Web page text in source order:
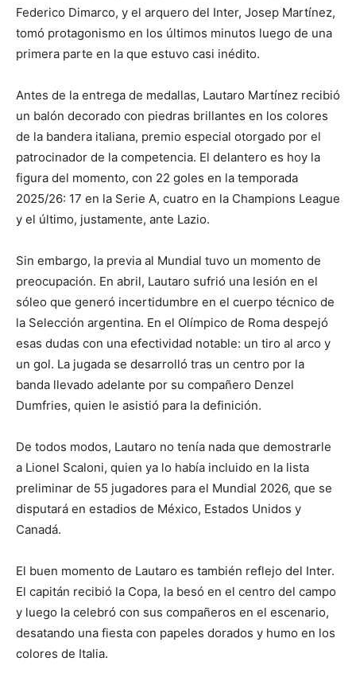
Federico Dimarco, y el arquero del Inter, Josep Martínez,
tomó protagonismo en los últimos minutos luego de una
primera parte en la que estuvo casi inédito.
Antes de la entrega de medallas, Lautaro Martínez recibió
un balón decorado con piedras brillantes en los colores
de la bandera italiana, premio especial otorgado por el
patrocinador de la competencia. El delantero es hoy la
figura del momento, con 22 goles en la temporada
2025/26: 17 en la Serie A, cuatro en la Champions League
y el último, justamente, ante Lazio.
Sin embargo, la previa al Mundial tuvo un momento de
preocupación. En abril, Lautaro sufrió una lesión en el
sóleo que generó incertidumbre en el cuerpo técnico de
la Selección argentina. En el Olímpico de Roma despejó
esas dudas con una efectividad notable: un tiro al arco y
un gol. La jugada se desarrolló tras un centro por la
banda llevado adelante por su compañero Denzel
Dumfries, quien le asistió para la definición.
De todos modos, Lautaro no tenía nada que demostrarle
a Lionel Scaloni, quien ya lo había incluido en la lista
preliminar de 55 jugadores para el Mundial 2026, que se
disputará en estadios de México, Estados Unidos y
Canadá.
El buen momento de Lautaro es también reflejo del Inter.
El capitán recibió la Copa, la besó en el centro del campo
y luego la celebró con sus compañeros en el escenario,
desatando una fiesta con papeles dorados y humo en los
colores de Italia.